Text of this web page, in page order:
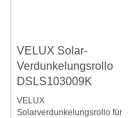
VELUX Solar-
Verdunkelungsrollo
DSLS103009K
VELUX
Solarverdunkelungsrollo für